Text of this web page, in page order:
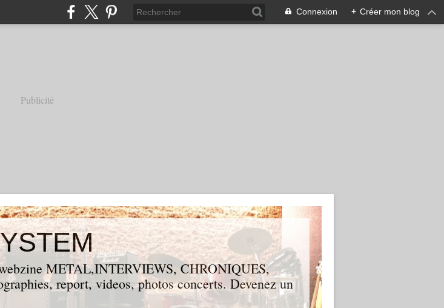
Connexion + Créer mon blog
Publicité
METAL,INTERVIEWS, CHRONIQUES,
report, videos, photos concerts. Devenez un